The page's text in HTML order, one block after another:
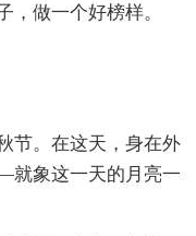
，做一个好榜样。
节。在这天，身在外
象这一天的月亮一